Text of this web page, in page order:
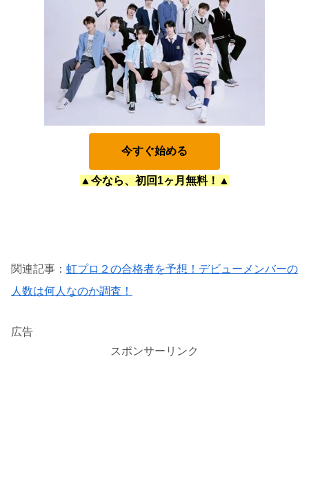
今すぐ始める
▲今なら、初回1ヶ月無料！▲
関連記事： 虹プロ２の合格者を予想！デビューメンバーの
人数は何人なのか調査！
広告
スポンサーリンク